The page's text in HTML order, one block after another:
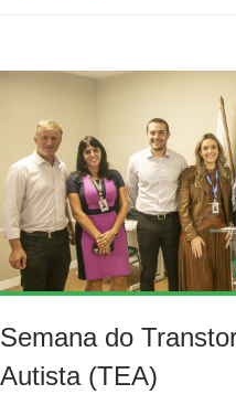
Semana do
Autista (TEA)